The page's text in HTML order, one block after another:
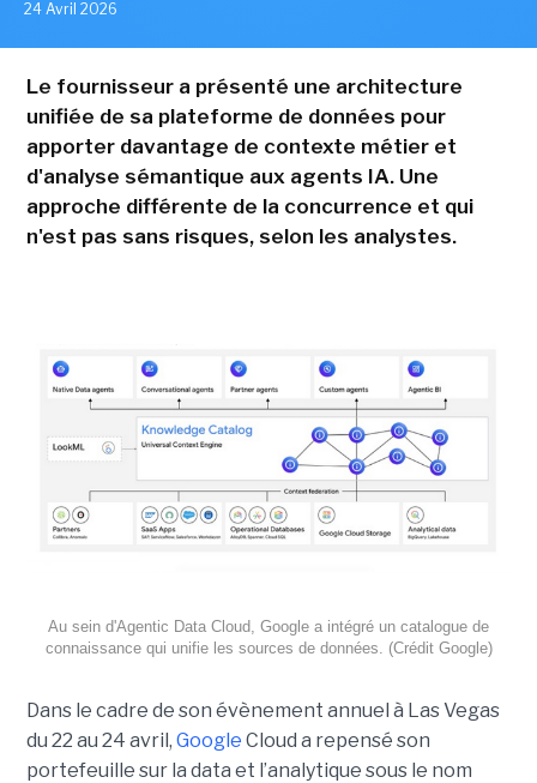
24 Avril 2026
Le fournisseur a présenté une architecture
unifiée de sa plateforme de données pour
apporter davantage de contexte métier et
d'analyse sémantique aux agents IA. Une
approche différente de la concurrence et qui
n'est pas sans risques, selon les analystes.
Au sein d'Agentic Data Cloud, Google a intégré un catalogue de
connaissance qui unifie les sources de données. (Crédit Google)
Dans le cadre de son évènement annuel à Las Vegas
du 22 au 24 avril, Google Cloud a repensé son
portefeuille sur la data et l’analytique sous le nom